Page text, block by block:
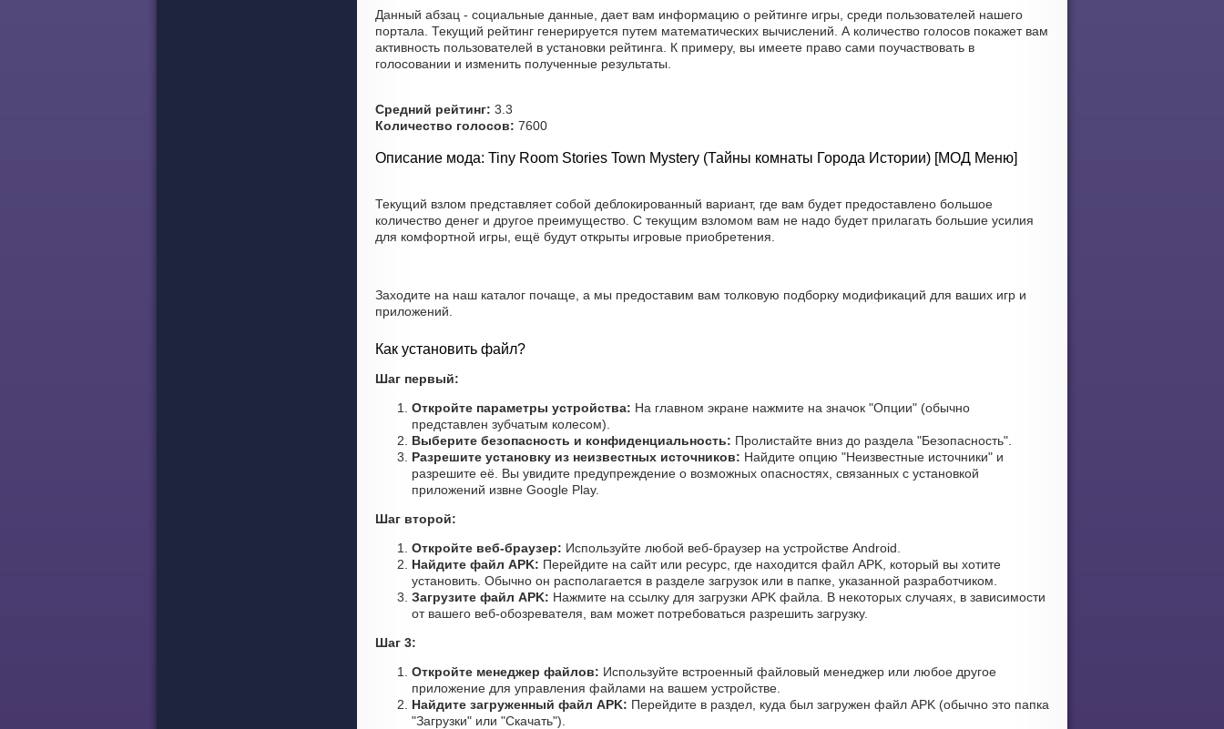
Данный абзац - социальные данные, дает вам информацию о рейтинге игры, среди пользователей нашего
портала. Текущий рейтинг генерируется путем математических вычислений. А количество голосов покажет вам
активность пользователей в установки рейтинга. К примеру, вы имеете право сами поучаствовать в
голосовании и изменить полученные результаты.
Средний рейтинг: 3.3
Количество голосов: 7600
Описание мода: Tiny Room Stories Town Mystery (Тайны комнаты Города Истории) [МОД Меню]
Текущий взлом представляет собой деблокированный вариант, где вам будет предоставлено большое
количество денег и другое преимущество. С текущим взломом вам не надо будет прилагать большие усилия
для комфортной игры, ещё будут открыты игровые приобретения.
Заходите на наш каталог почаще, а мы предоставим вам толковую подборку модификаций для ваших игр и
приложений.
Как установить файл?
Шаг первый:
Откройте параметры устройства: На главном экране нажмите на значок "Опции" (обычно
представлен зубчатым колесом).
Выберите безопасность и конфиденциальность: Пролистайте вниз до раздела "Безопасность".
Разрешите установку из неизвестных источников: Найдите опцию "Неизвестные источники" и
разрешите её. Вы увидите предупреждение о возможных опасностях, связанных с установкой
приложений извне Google Play.
Шаг второй:
Откройте веб-браузер: Используйте любой веб-браузер на устройстве Android.
Найдите файл APK: Перейдите на сайт или ресурс, где находится файл APK, который вы хотите
установить. Обычно он располагается в разделе загрузок или в папке, указанной разработчиком.
Загрузите файл APK: Нажмите на ссылку для загрузки APK файла. В некоторых случаях, в зависимости
от вашего веб-обозревателя, вам может потребоваться разрешить загрузку.
Шаг 3:
Откройте менеджер файлов: Используйте встроенный файловый менеджер или любое другое
приложение для управления файлами на вашем устройстве.
Найдите загруженный файл APK: Перейдите в раздел, куда был загружен файл APK (обычно это папка
"Загрузки" или "Скачать").